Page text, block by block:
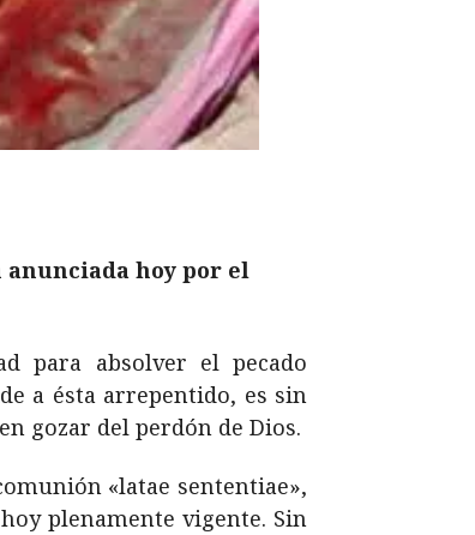
hoy por el
para absolver el pecado
a ésta arrepentido, es sin
gozar del perdón de Dios.
«latae sententiae»,
plenamente vigente. Sin